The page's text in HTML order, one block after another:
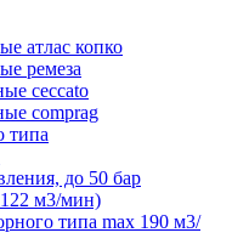
атлас копко
ремеза
ceccato
comprag
типа
до 50 бар
122 м3/мин)
типа max 190 м3/